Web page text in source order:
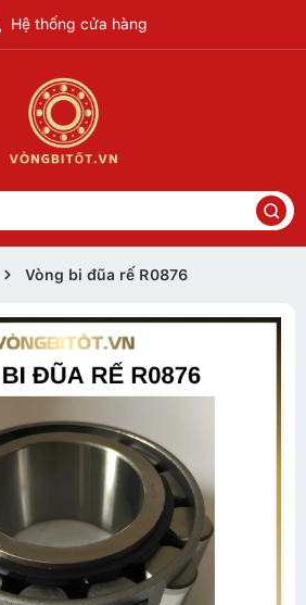
Hệ thống cửa hàng
Vòng bi đũa rế R0876